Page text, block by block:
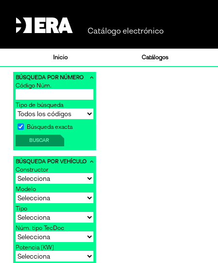
Catálogo electrónico
Inicio Catálogos
BÚSQUEDA POR NÚMERO
Código Núm.
Tipo de búsqueda
Búsqueda exacta
BUSCAR
BÚSQUEDA POR VEHÍCULO
Constructor
Modelo
Tipo
Núm. tipo TecDoc
Potencia [KW]